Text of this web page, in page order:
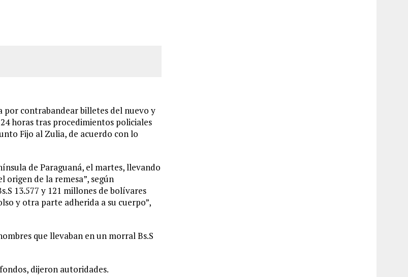
por contrabandear billetes del nuevo y
horas tras procedimientos policiales
Fijo al Zulia, de acuerdo con lo
de Paraguaná, el martes, llevando
de la remesa”, según
13.577 y 121 millones de bolívares
y otra parte adherida a su cuerpo”,
que llevaban en un morral Bs.S
dijeron autoridades.